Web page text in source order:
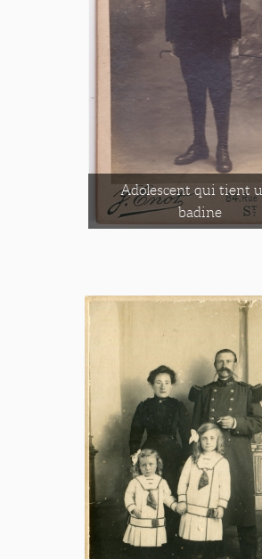
Adolescent qui tient
badine